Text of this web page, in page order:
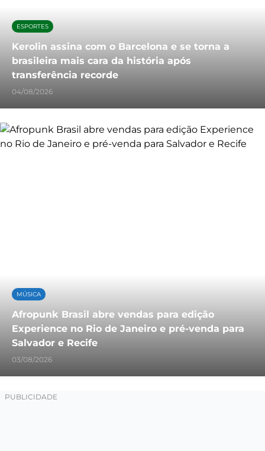
ESPORTES
Kerolin assina com o Barcelona e se torna a
brasileira mais cara da história após
transferência recorde
04/08/2026
MÚSICA
Afropunk Brasil abre vendas para edição
Experience no Rio de Janeiro e pré-venda para
Salvador e Recife
03/08/2026